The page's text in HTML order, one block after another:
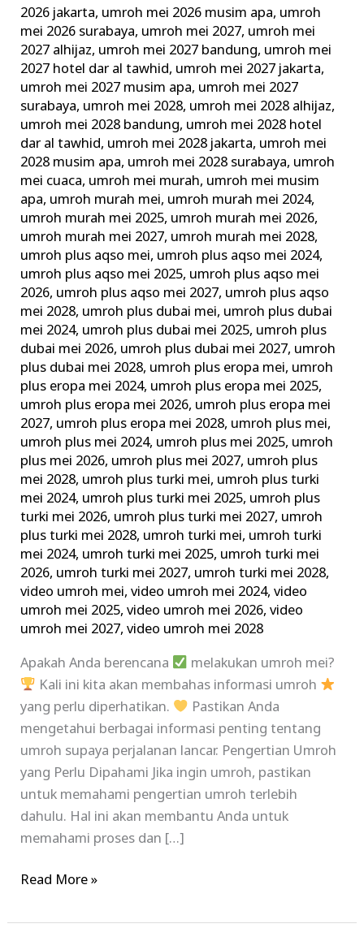
2026 jakarta, umroh mei 2026 musim apa, umroh
mei 2026 surabaya, umroh mei 2027, umroh mei
2027 alhijaz, umroh mei 2027 bandung, umroh mei
2027 hotel dar al tawhid, umroh mei 2027 jakarta,
umroh mei 2027 musim apa, umroh mei 2027
surabaya, umroh mei 2028, umroh mei 2028 alhijaz,
umroh mei 2028 bandung, umroh mei 2028 hotel
dar al tawhid, umroh mei 2028 jakarta, umroh mei
2028 musim apa, umroh mei 2028 surabaya, umroh
mei cuaca, umroh mei murah, umroh mei musim
apa, umroh murah mei, umroh murah mei 2024,
umroh murah mei 2025, umroh murah mei 2026,
umroh murah mei 2027, umroh murah mei 2028,
umroh plus aqso mei, umroh plus aqso mei 2024,
umroh plus aqso mei 2025, umroh plus aqso mei
2026, umroh plus aqso mei 2027, umroh plus aqso
mei 2028, umroh plus dubai mei, umroh plus dubai
mei 2024, umroh plus dubai mei 2025, umroh plus
dubai mei 2026, umroh plus dubai mei 2027, umroh
plus dubai mei 2028, umroh plus eropa mei, umroh
plus eropa mei 2024, umroh plus eropa mei 2025,
umroh plus eropa mei 2026, umroh plus eropa mei
2027, umroh plus eropa mei 2028, umroh plus mei,
umroh plus mei 2024, umroh plus mei 2025, umroh
plus mei 2026, umroh plus mei 2027, umroh plus
mei 2028, umroh plus turki mei, umroh plus turki
mei 2024, umroh plus turki mei 2025, umroh plus
turki mei 2026, umroh plus turki mei 2027, umroh
plus turki mei 2028, umroh turki mei, umroh turki
mei 2024, umroh turki mei 2025, umroh turki mei
2026, umroh turki mei 2027, umroh turki mei 2028,
video umroh mei,video umroh mei 2024,video
umroh mei 2025,video umroh mei 2026,video
umroh mei 2027,video umroh mei 2028
Apakah Anda berencana
melakukan umroh mei?
Kali ini kita akan membahas informasi umroh
yang perlu diperhatikan.
Pastikan Anda
mengetahui berbagai informasi penting tentang
umroh supaya perjalanan lancar. Pengertian Umroh
yang Perlu Dipahami Jika ingin umroh, pastikan
untuk memahami pengertian umroh terlebih
dahulu. Hal ini akan membantu Anda untuk
memahami proses dan […]
Read More »